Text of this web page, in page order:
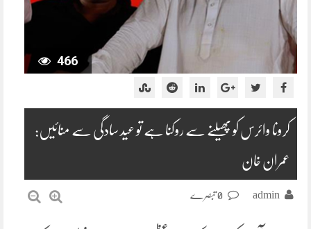
466
کرونا وائرس کو پھیلنے سے روکنا ہے تو عید سادگی سے منائیں:
عمران خان
admin